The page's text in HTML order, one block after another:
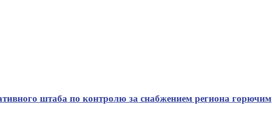
штаба по контролю за снабжением региона горючим